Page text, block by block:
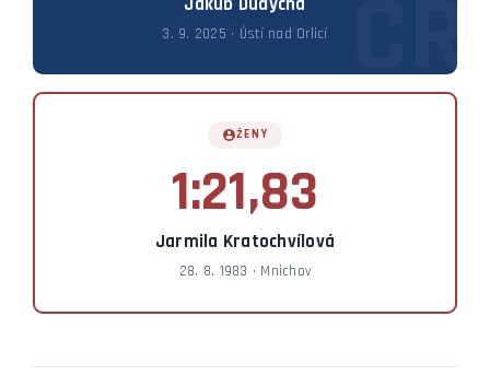
3. 9. 2025 · Ústí nad Orlicí
ŽENY
1:21,83
Jarmila Kratochvílová
28. 8. 1983 · Mnichov